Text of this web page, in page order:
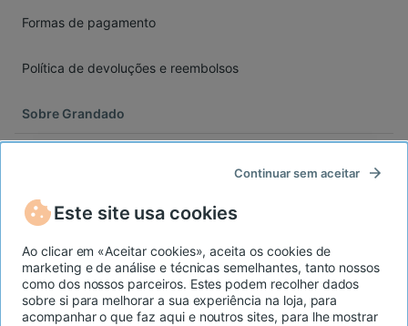
Formas de pagamento
Política de devoluções e reembolsos
Sobre Grandado
Denunciar um produto
Política de Privacidade
Política de cookies
Este site usa cookies
Continuar sem aceitar
Ao clicar em «Aceitar cookies», aceita os cookies de
marketing e de análise e técnicas semelhantes, tanto nossos
como dos nossos parceiros. Estes podem recolher dados
sobre si para melhorar a sua experiência na loja, para
acompanhar o que faz aqui e noutros sites, para lhe mostrar